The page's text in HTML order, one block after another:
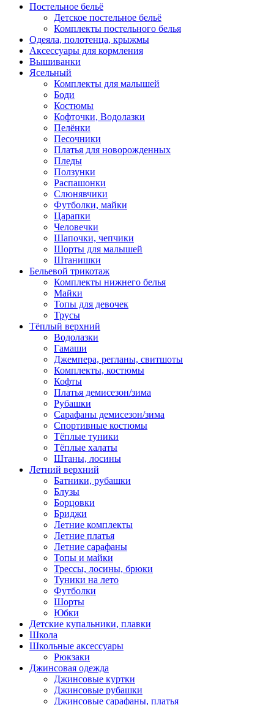
Постельное бельё
Детское постельное бельё
Комплекты постельного белья
Одеяла, полотенца, крыжмы
Аксессуары для кормления
Вышиванки
Ясельный
Комплекты для малышей
Боди
Костюмы
Кофточки, Водолазки
Пелёнки
Песочники
Платья для новорожденных
Пледы
Ползунки
Распашонки
Слюнявчики
Футболки, майки
Царапки
Человечки
Шапочки, чепчики
Шорты для малышей
Штанишки
Бельевой трикотаж
Комплекты нижнего белья
Майки
Топы для девочек
Трусы
Тёплый верхний
Водолазки
Гамаши
Джемпера, регланы, свитшоты
Комплекты, костюмы
Кофты
Платья демисезон/зима
Рубашки
Сарафаны демисезон/зима
Спортивные костюмы
Тёплые туники
Тёплые халаты
Штаны, лосины
Летний верхний
Батники, рубашки
Блузы
Борцовки
Бриджи
Летние комплекты
Летние платья
Летние сарафаны
Топы и майки
Трессы, лосины, брюки
Туники на лето
Футболки
Шорты
Юбки
Детские купальники, плавки
Школа
Школьные аксессуары
Рюкзаки
Джинсовая одежда
Джинсовые куртки
Джинсовые рубашки
Джинсовые сарафаны, платья